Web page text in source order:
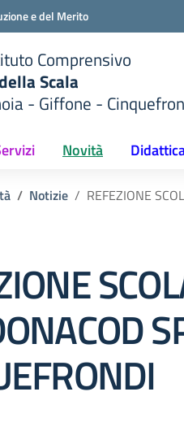
e del Merito
Comprensivo
Scala
- Giffone -
Novità
Notizie REFEZIONE